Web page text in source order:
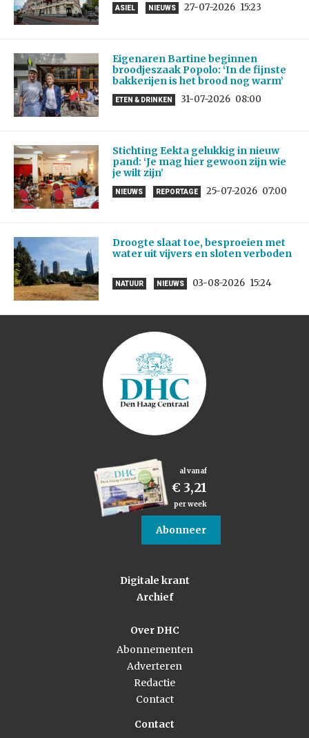
ASIEL NIEUWS 27-07-2026 15:23
Eigenaren Bartine beginnen
broodjeszaak Popolo: ‘In de fijnste
bakkerijen is het brood nog warm’
ETEN & DRINKEN 31-07-2026 08:00
Stichting Eekta gelukkig in nieuw
pand: ‘Je mag hier gewoon zijn wie
je wilt zijn’
NIEUWS REPORTAGE 25-07-2026 07:00
Droogte slaat toe, besproeien met
water uit vijvers en sloten verboden
NATUUR NIEUWS 03-08-2026 15:24
al vanaf
€ 3,21
per week
Abonneer
Digitale krant
Archief
Over DHC
Abonnementen
Adverteren
Redactie
Contact
Contact